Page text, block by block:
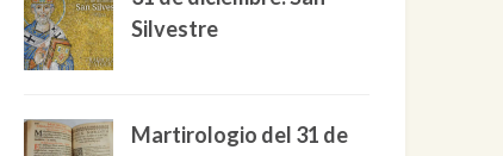
Silvestre
Martirologio del 31 de